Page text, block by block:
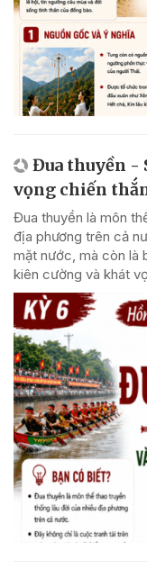
Đua thuyền -
vọng chiến
Đua thuyền là môn
địa phương trên cả
mặt nước, mà còn là
kiên cường và khát